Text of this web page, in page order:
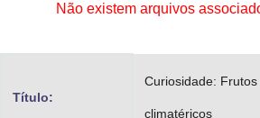
Não existem arquivos
Título:
Curiosidade:
climatéricos